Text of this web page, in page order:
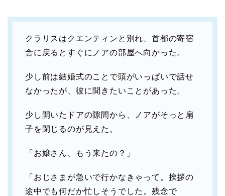
クラリスはクエンティンと別れ、首都の寄宿
舎に戻るとすぐにノアの部屋へ向かった。
少し前は結婚式のことで頭がいっぱいで話せ
なかったが、彼に聞きたいことがあった。
少し開いたドアの隙間から、ノアがそっと扇
子を閉じるのが見えた。
「お嬢さん、もう来たの？」
「おじさまが急いで行かなきゃって。挨拶の
途中でも何だか忙しそうでした。残念で